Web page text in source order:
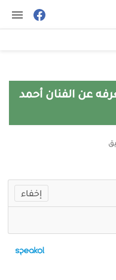
عن الفنان أحمد